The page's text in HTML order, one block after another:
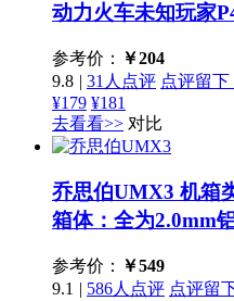
动力火车未知玩家
参考价： ￥204
9.8 | 31人点评 点评留
¥179 ¥181
去看看>> 对比
乔思伯UMX3 机箱
箱体：全为2.0mm
参考价： ￥549
9.1 | 586人点评 点评留